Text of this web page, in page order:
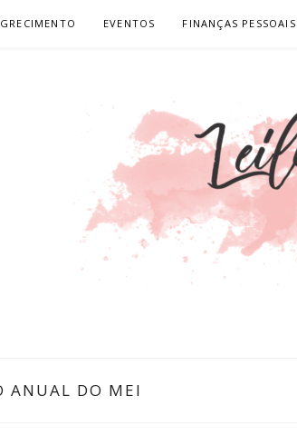
EVENTOS FINANÇAS PESSOAIS
ANUAL DO MEI